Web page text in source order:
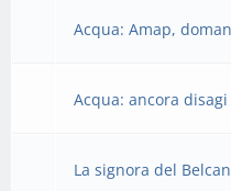
Acqua: Amap,
Acqua: ancora
La signora del